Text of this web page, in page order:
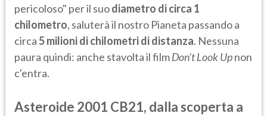
pericoloso" per il suodiametro di circa 1
chilometro, saluterà il nostro Pianeta passando a
circa5 milioni di chilometri di distanza. Nessuna
paura quindi: anche stavolta il filmDon't Look Upnon
c'entra.
Asteroide 2001 CB21, dalla scoperta a